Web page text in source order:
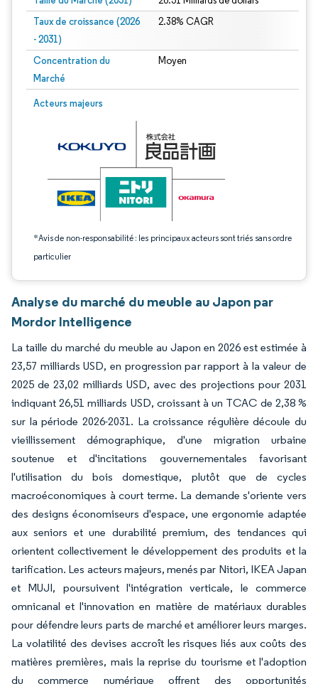
Taux de croissance (2026
- 2031)
2.38% CAGR
Concentration du
Marché
Moyen
Acteurs majeurs
*Avis de non-responsabilité : les principaux acteurs sont triés sans ordre
particulier
Image © Mordor Intelligence. La réutilisation nécessite une attribution sous CC
Analyse du marché du meuble au Japon par
Mordor Intelligence
La taille du marché du meuble au Japon en 2026 est estimée à
23,57 milliards USD, en progression par rapport à la valeur de
2025 de 23,02 milliards USD, avec des projections pour 2031
indiquant 26,51 milliards USD, croissant à un TCAC de 2,38 %
sur la période 2026-2031. La croissance régulière découle du
vieillissement démographique, d'une migration urbaine
soutenue et d'incitations gouvernementales favorisant
l'utilisation du bois domestique, plutôt que de cycles
macroéconomiques à court terme. La demande s'oriente vers
des designs économiseurs d'espace, une ergonomie adaptée
aux seniors et une durabilité premium, des tendances qui
orientent collectivement le développement des produits et la
tarification. Les acteurs majeurs, menés par Nitori, IKEA Japan
et MUJI, poursuivent l'intégration verticale, le commerce
omnicanal et l'innovation en matière de matériaux durables
pour défendre leurs parts de marché et améliorer leurs marges.
La volatilité des devises accroît les risques liés aux coûts des
matières premières, mais la reprise du tourisme et l'adoption
du commerce numérique offrent des opportunités